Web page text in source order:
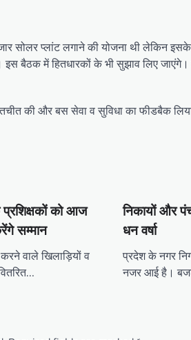
सोलर प्लांट लगाने की योजना थी लेकिन
बैठक में हितधारकों के भी सुझाव लिए
की और बस सेवा व सुविधा का फीडबैक
को आज
सम्‍मान
वाले खिलाड़ियों व
निकायों और
धन वर्षा
प्रदेश के नगर
नजर आई है।